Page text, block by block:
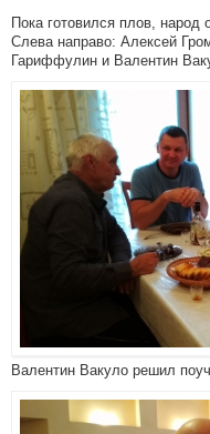
Пока готовился плов, народ
Слева направо: Алексей
Гариффулин и Валентин
Валентин Вакуло решил